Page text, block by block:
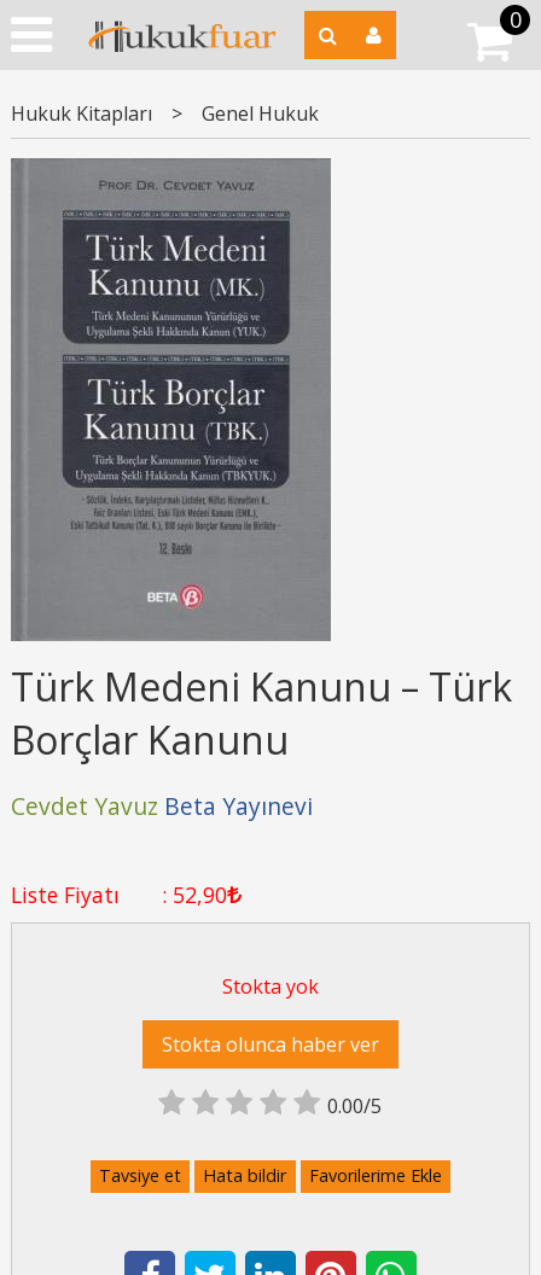
0
Hukuk Kitapları > Genel Hukuk
Türk Medeni Kanunu – Türk
Borçlar Kanunu
Cevdet Yavuz Beta Yayınevi
Liste Fiyatı : 52,90
Stokta yok
Stokta olunca haber ver
0.00/5
Tavsiye et Hata bildir Favorilerime Ekle